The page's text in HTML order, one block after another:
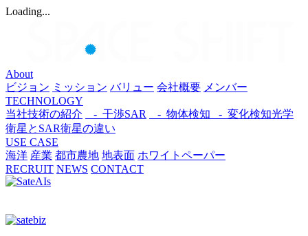
Loading...
About
ビジョン ミッション バリュー 会社概要 メンバー
TECHNOLOGY
当社技術の紹介
- 干渉SAR - 物体検知​ - 変化検知​光学
衛星とSAR衛星の違い
USE CASE
海洋 産業 都市​農地 地表面 ホワイトペーパー
RECRUIT NEWS CONTACT